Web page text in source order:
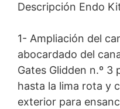
Descripción Endo
1- Ampliación del
abocardado del
Gates Glidden n.º 3
hasta la lima rota y
exterior para